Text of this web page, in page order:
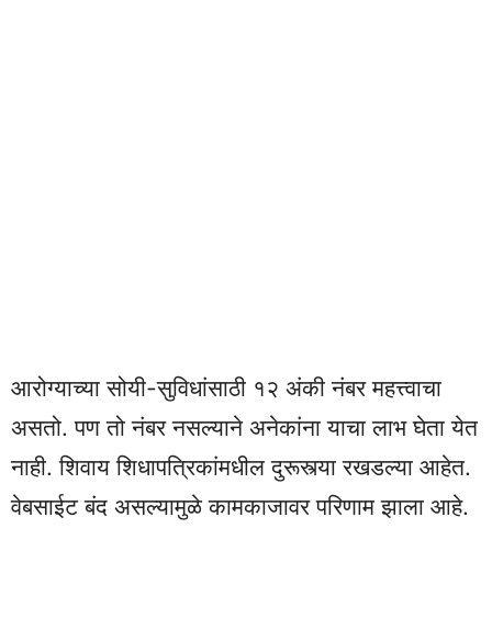
आरोग्याच्या सोयी-सुविधांसाठी १२ अंकी नंबर महत्त्वाचा
असतो. पण तो नंबर नसल्याने अनेकांना याचा लाभ घेता येत
नाही. शिवाय शिधापत्रिकांमधील दुरूस्त्या रखडल्या आहेत.
वेबसाईट बंद असल्यामुळे कामकाजावर परिणाम झाला आहे.